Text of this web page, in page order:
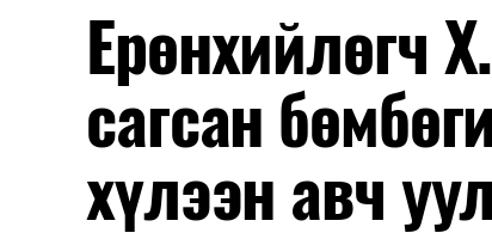
Ерөнхийлөгч
сагсан
хүлээн авч